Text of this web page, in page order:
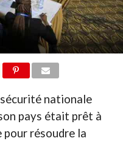
nationale
pays était prêt à
pour résoudre la